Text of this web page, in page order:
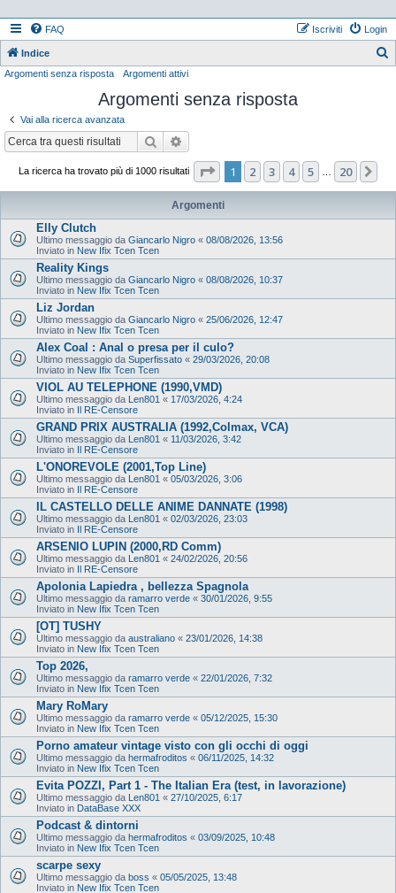
FAQ Login
Iscriviti
Indice
Argomenti senza risposta Argomenti attivi
Argomenti senza risposta
Vai alla ricerca avanzata
Cerca
La ricerca ha trovato più di 1000 risultati Pagina di 20
1 2 3 4 5 20
Argomenti
Elly Clutch
Ultimo messaggio da Giancarlo Nigro « 08/08/2026, 13:56
Inviato in New Ifix Tcen Tcen
Reality Kings
Ultimo messaggio da Giancarlo Nigro « 08/08/2026, 10:37
Inviato in New Ifix Tcen Tcen
Liz Jordan
Ultimo messaggio da Giancarlo Nigro « 25/06/2026, 12:47
Inviato in New Ifix Tcen Tcen
Alex Coal : Anal o presa per il culo?
Ultimo messaggio da Superfissato « 29/03/2026, 20:08
Inviato in New Ifix Tcen Tcen
VIOL AU TELEPHONE (1990,VMD)
Ultimo messaggio da Len801 « 17/03/2026, 4:24
Inviato in Il RE-Censore
GRAND PRIX AUSTRALIA (1992,Colmax, VCA)
Ultimo messaggio da Len801 « 11/03/2026, 3:42
Inviato in Il RE-Censore
L'ONOREVOLE (2001,Top Line)
Ultimo messaggio da Len801 « 05/03/2026, 3:06
Inviato in Il RE-Censore
IL CASTELLO DELLE ANIME DANNATE (1998)
Ultimo messaggio da Len801 « 02/03/2026, 23:03
Inviato in Il RE-Censore
ARSENIO LUPIN (2000,RD Comm)
Ultimo messaggio da Len801 « 24/02/2026, 20:56
Inviato in Il RE-Censore
Apolonia Lapiedra , bellezza Spagnola
Ultimo messaggio da ramarro verde « 30/01/2026, 9:55
Inviato in New Ifix Tcen Tcen
[OT] TUSHY
Ultimo messaggio da australiano « 23/01/2026, 14:38
Inviato in New Ifix Tcen Tcen
Top 2026,
Ultimo messaggio da ramarro verde « 22/01/2026, 7:32
Inviato in New Ifix Tcen Tcen
Mary RoMary
Ultimo messaggio da ramarro verde « 05/12/2025, 15:30
Inviato in New Ifix Tcen Tcen
Porno amateur vintage visto con gli occhi di oggi
Ultimo messaggio da hermafroditos « 06/11/2025, 14:32
Inviato in New Ifix Tcen Tcen
Evita POZZI, Part 1 - The Italian Era (test, in lavorazione)
Ultimo messaggio da Len801 « 27/10/2025, 6:17
Inviato in DataBase XXX
Podcast & dintorni
Ultimo messaggio da hermafroditos « 03/09/2025, 10:48
Inviato in New Ifix Tcen Tcen
scarpe sexy
Ultimo messaggio da boss « 05/05/2025, 13:48
Inviato in New Ifix Tcen Tcen